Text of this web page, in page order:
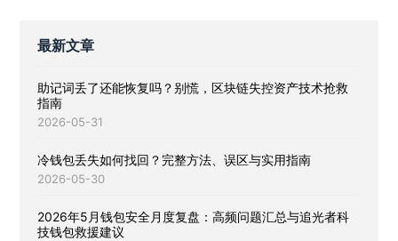
最新文章
助记词丢了还能恢复吗？别慌，区块链失控资产技术抢救
指南
2026-05-31
冷钱包丢失如何找回？完整方法、误区与实用指南
2026-05-30
2026年5月钱包安全月度复盘：高频问题汇总与追光者科
技钱包救援建议